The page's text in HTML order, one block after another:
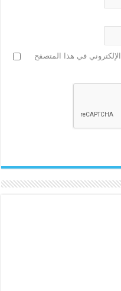
في هذا المتصفح